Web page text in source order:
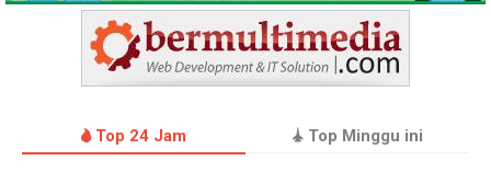
Top 24 Jam Top Minggu ini